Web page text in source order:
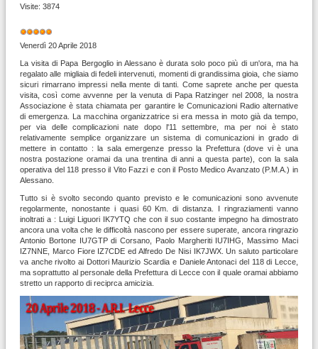
Visite: 3874
Valutazione
attuale: 5/ 5
Venerdì 20 Aprile 2018
La visita di Papa Bergoglio in Alessano è durata solo poco più di un'ora, ma ha
regalato alle migliaia di fedeli intervenuti, momenti di grandissima gioia, che siamo
sicuri rimarrano impressi nella mente di tanti. Come saprete anche per questa
visita, così come avvenne per la venuta di Papa Ratzinger nel 2008, la nostra
Associazione è stata chiamata per garantire le Comunicazioni Radio alternative
di emergenza. La macchina organizzatrice si era messa in moto già da tempo,
per via delle complicazioni nate dopo l'11 settembre, ma per noi è stato
relativamente semplice organizzare un sistema di comunicazioni in grado di
mettere in contatto : la sala emergenze presso la Prefettura (dove vi è una
nostra postazione oramai da una trentina di anni a questa parte), con la sala
operativa del 118 presso il Vito Fazzi e con il Posto Medico Avanzato (P.M.A.) in
Alessano.
Tutto si è svolto secondo quanto previsto e le comunicazioni sono avvenute
regolarmente, nonostante i quasi 60 Km. di distanza. I ringraziamenti vanno
inoltrati a : Luigi Liguori IK7YTQ che con il suo costante impegno ha dimostrato
ancora una volta che le difficoltà nascono per essere superate, ancora ringrazio
Antonio Bortone IU7GTP di Corsano, Paolo Margheriti IU7IHG, Massimo Maci
IZ7NNE, Marco Fiore IZ7CDE ed Alfredo De Nisi IK7JWX. Un saluto particolare
va anche rivolto ai Dottori Maurizio Scardia e Daniele Antonaci del 118 di Lecce,
ma soprattutto al personale della Prefettura di Lecce con il quale oramai abbiamo
stretto un rapporto di reciprca amicizia.